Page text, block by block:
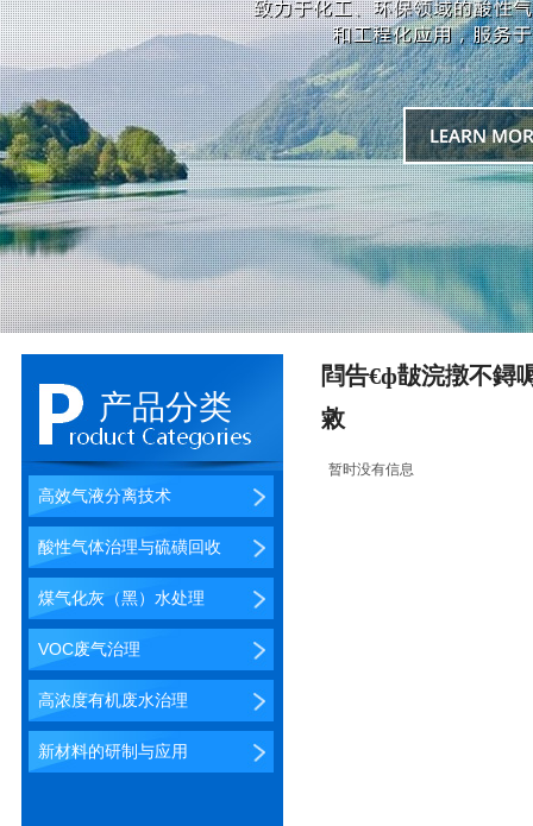
产品分类
高效气液分离技术
酸性气体治理与硫磺回收
煤气化灰（黑）水处理
VOC废气治理
高浓度有机废水治理
新材料的研制与应用
閰告€ф皵浣撴不鐞
敹
暂时没有信息